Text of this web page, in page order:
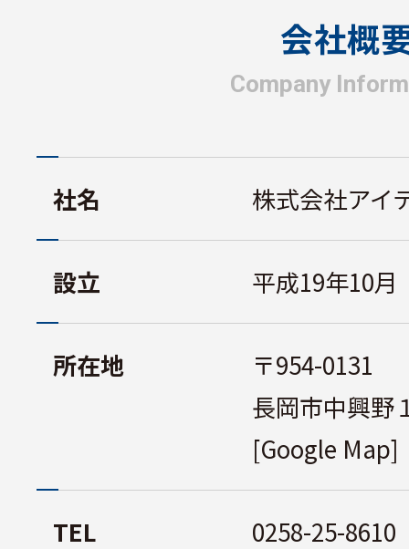
会社概
Company
社名 株式会社アイ
設立 平成19年10月
所在地
〒954-0131
長岡市中興野
[Google Map]
TEL 0258-25-8610